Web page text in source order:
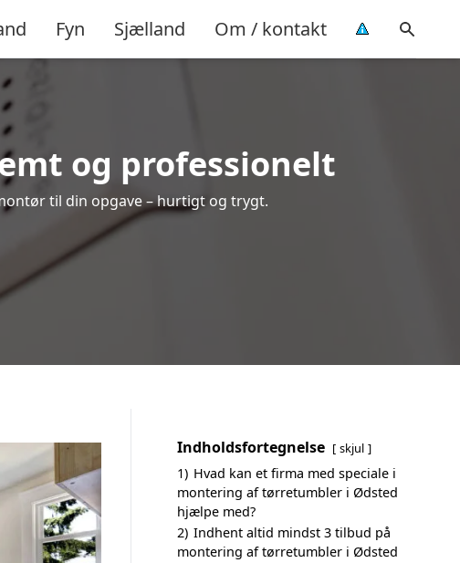
Fyn Sjælland Om / kontakt
og professionelt
til din opgave – hurtigt og trygt.
Indholdsfortegnelse skjul
1) Hvad kan et firma med speciale i
montering af tørretumbler i Ødsted
hjælpe med?
2) Indhent altid mindst 3 tilbud på
montering af tørretumbler i Ødsted